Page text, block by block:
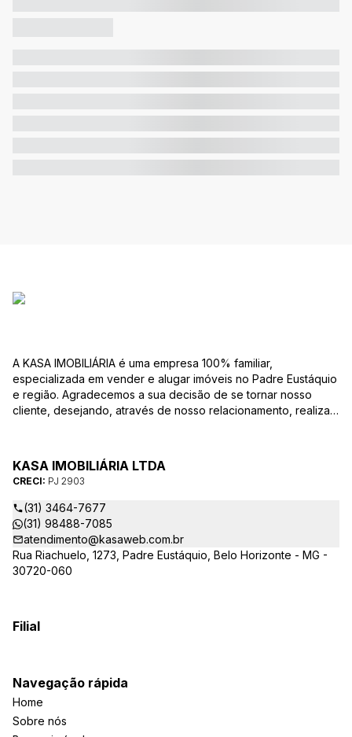
A KASA IMOBILIÁRIA é uma empresa 100% familiar,
especializada em vender e alugar imóveis no Padre Eustáquio
e região. Agradecemos a sua decisão de se tornar nosso
cliente, desejando, através de nosso relacionamento, realizar
uma equipe altamente qualificada e com a experiência de
quem atua há mais de 30 anos na região, desde de 1984,
destacamos alguns diferenciais importantes para o sucesso
dessa parceria.
KASA IMOBILIÁRIA LTDA
CRECI: PJ 2903
(31) 3464-7677
(31) 98488-7085
atendimento@kasaweb.com.br
Rua Riachuelo, 1273, Padre Eustáquio, Belo Horizonte - MG -
30720-060
Filial
Navegação rápida
Home
Sobre nós